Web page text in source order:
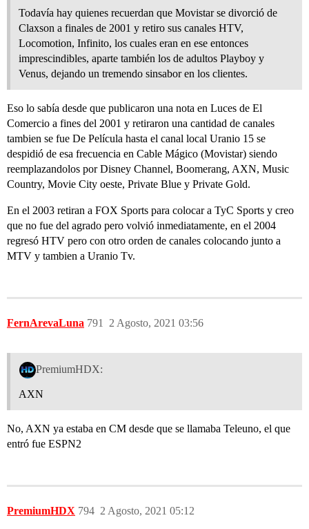
Todavía hay quienes recuerdan que Movistar se divorció de
Claxson a finales de 2001 y retiro sus canales HTV,
Locomotion, Infinito, los cuales eran en ese entonces
imprescindibles, aparte también los de adultos Playboy y
Venus, dejando un tremendo sinsabor en los clientes.
Eso lo sabía desde que publicaron una nota en Luces de El
Comercio a fines del 2001 y retiraron una cantidad de canales
tambien se fue De Película hasta el canal local Uranio 15 se
despidió de esa frecuencia en Cable Mágico (Movistar) siendo
reemplazandolos por Disney Channel, Boomerang, AXN, Music
Country, Movie City oeste, Private Blue y Private Gold.
En el 2003 retiran a FOX Sports para colocar a TyC Sports y creo
que no fue del agrado pero volvió inmediatamente, en el 2004
regresó HTV pero con otro orden de canales colocando junto a
MTV y tambien a Uranio Tv.
FernArevaLuna 2 Agosto, 2021 03:56
791
PremiumHDX:
AXN
No, AXN ya estaba en CM desde que se llamaba Teleuno, el que
entró fue ESPN2
PremiumHDX 2 Agosto, 2021 05:12
794